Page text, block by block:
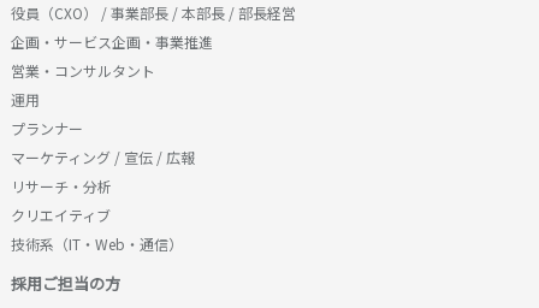
役員（CXO） / 事業部長 / 本部長 / 部長経営
企画・サービス企画・事業推進
営業・コンサルタント
運用
プランナー
マーケティング / 宣伝 / 広報
リサーチ・分析
クリエイティブ
技術系（IT・Web・通信）
採用ご担当の方